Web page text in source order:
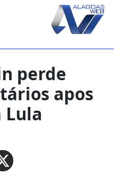
perde
apos
Lula